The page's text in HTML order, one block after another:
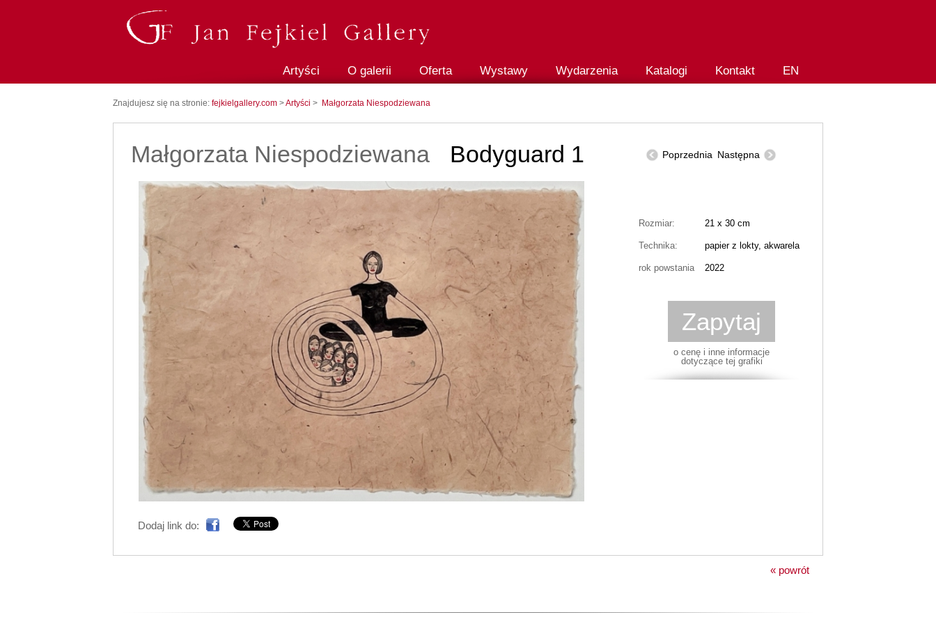
Artyści O galerii Oferta Wystawy Wydarzenia Katalogi Kontakt EN
Znajdujesz się na stronie: fejkielgallery.com >Artyści > Małgorzata Niespodziewana
Poprzednia Następna
Małgorzata Niespodziewana Bodyguard 1
Rozmiar: 21 x 30 cm
Technika: papier z lokty, akwarela
rok powstania 2022
Zapytaj
o cenę i inne informacje
dotyczące tej grafiki
Dodaj link do:
« powrót